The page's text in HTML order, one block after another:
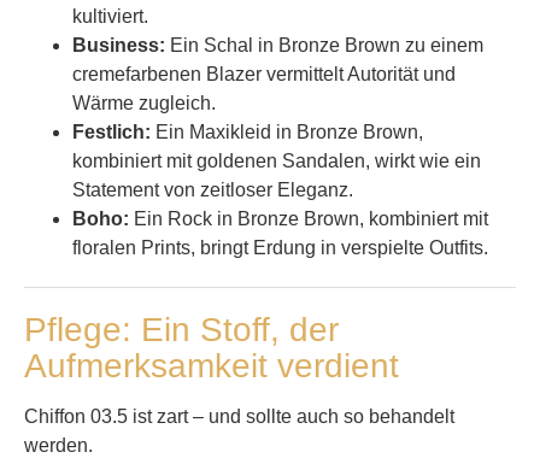
kultiviert.
Business: Ein Schal in Bronze Brown zu einem
cremefarbenen Blazer vermittelt Autorität und
Wärme zugleich.
Festlich: Ein Maxikleid in Bronze Brown,
kombiniert mit goldenen Sandalen, wirkt wie ein
Statement von zeitloser Eleganz.
Boho: Ein Rock in Bronze Brown, kombiniert mit
floralen Prints, bringt Erdung in verspielte Outfits.
Pflege: Ein Stoff, der
Aufmerksamkeit verdient
Chiffon 03.5 ist zart – und sollte auch so behandelt
werden.